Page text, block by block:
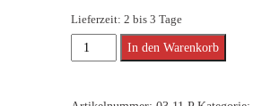
Lieferzeit: 2 bis 3 Tage
PLENTY
In den Warenkorb